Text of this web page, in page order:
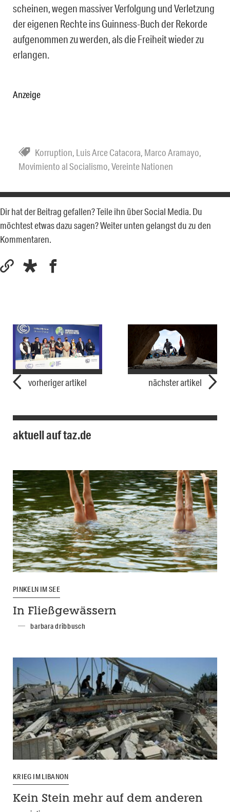
scheinen, wegen massiver Verfolgung und Verletzung
der eigenen Rechte ins Guinness-Buch der Rekorde
aufgenommen zu werden, als die Freiheit wieder zu
erlangen.
Anzeige
Korruption, Luis Arce Catacora, Marco Aramayo,
Movimiento al Socialismo,Vereinte Nationen
Dir hat der Beitrag gefallen? Teile ihn über Social Media. Du
möchtest etwas dazu sagen? Weiter unten gelangst du zu den
Kommentaren.
vorheriger artikel nächster artikel
aktuell auf taz.de
PINKELN IM SEE
In Fließgewässern
barbara dribbusch
KRIEG IM LIBANON
Kein Stein mehr auf dem anderen